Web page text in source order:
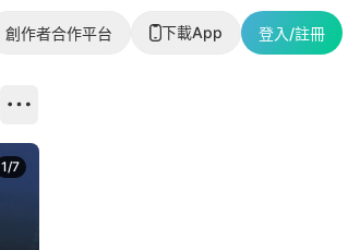
創作者合作平台 下載App 登入/註冊
1/7